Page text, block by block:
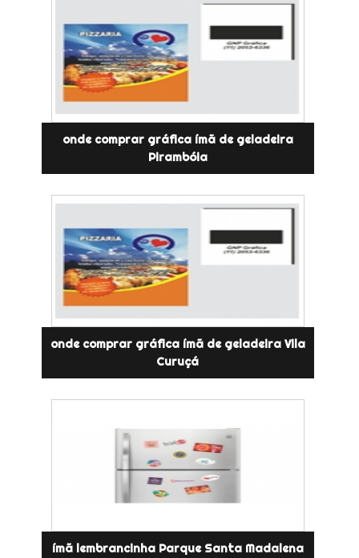
onde comprar gráfica ímã de geladeira
Pirambóia
onde comprar gráfica ímã de geladeira Vila
Curuçá
ímã lembrancinha Parque Santa Madalena